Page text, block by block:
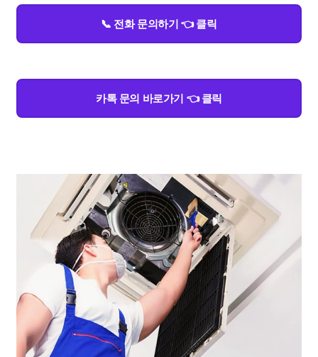
📞 전화 문의하기 👈 클릭
카톡 문의 바로가기 👈 클릭